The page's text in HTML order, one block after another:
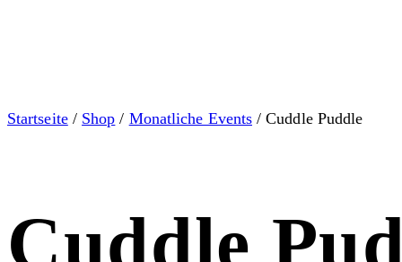
Startseite/ Shop / Monatliche Events / Cuddle Puddle
Cuddle